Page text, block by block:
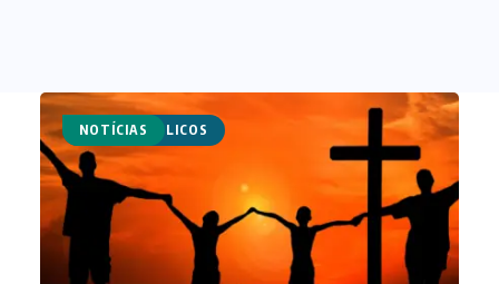
CURSOS BÍBLICOS
NOTÍCIAS